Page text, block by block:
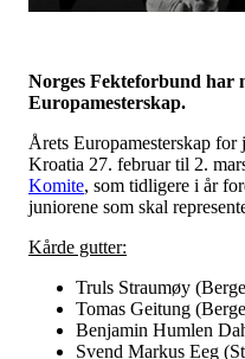
Norges Fekteforbund har
Europamesterskap.
Årets Europamesterskap for
Kroatia 27. februar til 2.
Komite, som tidligere i år
juniorene som skal
Kårde gutter:
Truls Straumøy
Tomas Geitung
Benjamin Humlen
Svend Markus Eeg